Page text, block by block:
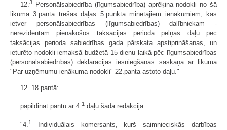
12.3
Personālsabiedrība (līgumsabiedrība) aprēķina nodokli no šā
likuma 3.panta trešās daļas 5.punktā minētajiem ienākumiem, kas
ietver personālsabiedrības (līgumsabiedrības) dalībniekam -
nerezidentam pienākošos taksācijas perioda peļņas daļu pēc
taksācijas perioda sabiedrības gada pārskata apstiprināšanas, un
ieturēto nodokli iemaksā budžetā 15 dienu laikā pēc līgumsabiedrības
(personālsabiedrības) deklarācijas iesniegšanas saskaņā ar likuma
"Par uzņēmumu ienākuma nodokli" 22.panta astoto daļu."
12. 18.pantā:
papildināt pantu ar 4.1 daļu šādā redakcijā:
"4. 1
Individuālais komersants, kurš saimnieciskās darbības